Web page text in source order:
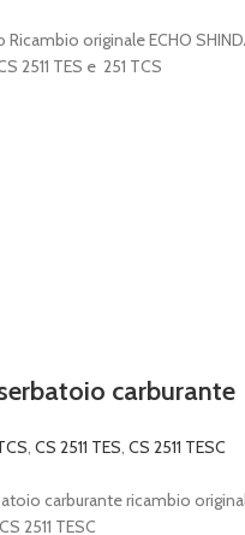
originale ECHO
2511 TES e 251 TCS
carburante
, CS 2511 TES, CS 2511 TESC
carburante ricambio
2511 TESC